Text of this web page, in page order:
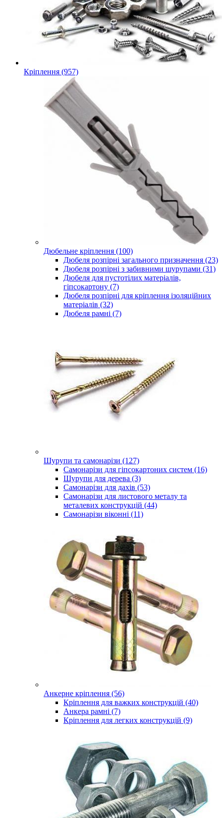
Кріплення (957)
Дюбельне кріплення (100)
Дюбеля розпірні загального призначення (23)
Дюбеля розпірні з забивними шурупами (31)
Дюбеля для пустотілих матеріалів,
гіпсокартону (7)
Дюбеля розпірні для кріплення ізоляційних
матеріалів (32)
Дюбеля рамні (7)
Шурупи та самонарізи (127)
Самонарізи для гіпсокартоних систем (16)
Шурупи для дерева (3)
Самонарізи для дахів (53)
Самонарізи для листового металу та
металевих конструкцій (44)
Самонарізи віконні (11)
Анкерне кріплення (56)
Кріплення для важких конструкцій (40)
Анкера рамні (7)
Кріплення для легких конструкцій (9)